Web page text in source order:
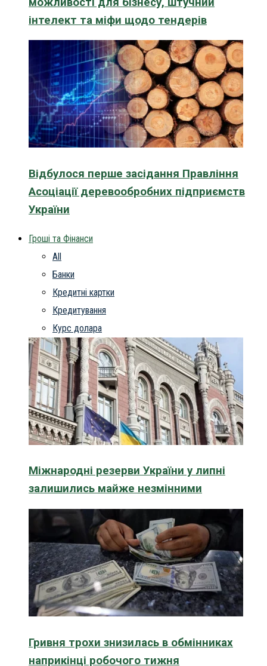
інтелект та міфи щодо тендерів
Відбулося перше засідання Правління
Асоціації деревообробних підприємств
України
Гроші та Фінанси
All
Банки
Кредитні картки
Кредитування
Курс долара
Міжнародні резерви України у липні
залишились майже незмінними
Гривня трохи знизилась в обмінниках
наприкінці робочого тижня